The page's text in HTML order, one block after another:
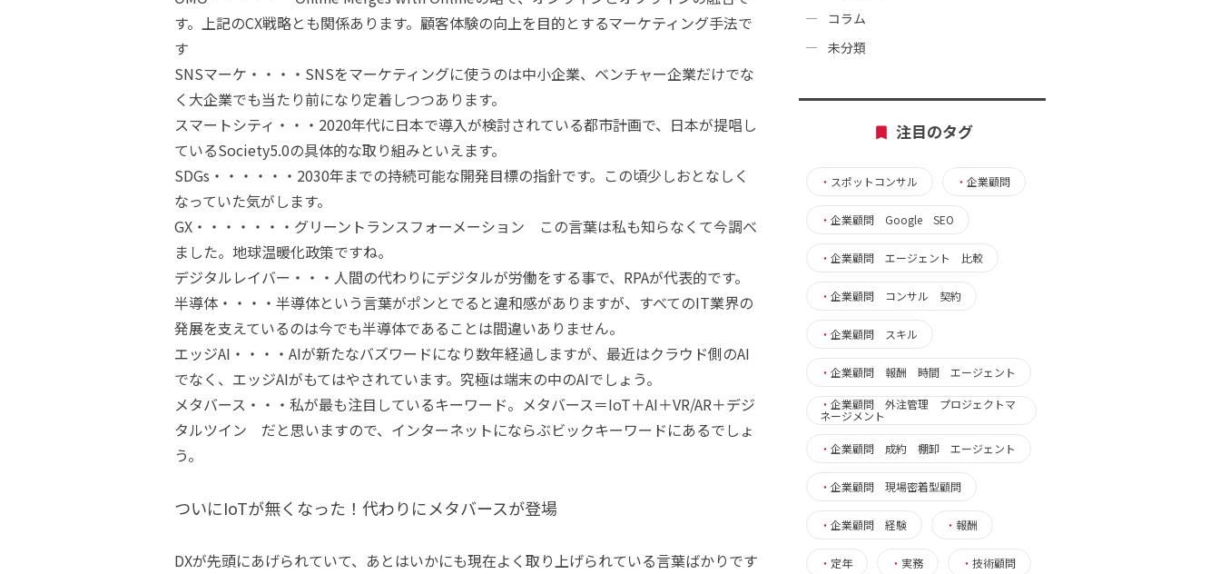
す。上記のCX戦略とも関係あります。顧客体験の向上を目的とするマーケティング手法で
す
SNSマーケ・・・・SNSをマーケティングに使うのは中小企業、ベンチャー企業だけでな
く大企業でも当たり前になり定着しつつあります。
スマートシティ・・・2020年代に日本で導入が検討されている都市計画で、日本が提唱し
ているSociety5.0の具体的な取り組みといえます。
SDGs・・・・・・2030年までの持続可能な開発目標の指針です。この頃少しおとなしく
なっていた気がします。
GX・・・・・・・グリーントランスフォーメーション この言葉は私も知らなくて今調べ
ました。地球温暖化政策ですね。
デジタルレイバー・・・人間の代わりにデジタルが労働をする事で、RPAが代表的です。
半導体・・・・半導体という言葉がポンとでると違和感がありますが、すべてのIT業界の
発展を支えているのは今でも半導体であることは間違いありません。
エッジAI・・・・AIが新たなバズワードになり数年経過しますが、最近はクラウド側のAI
でなく、エッジAIがもてはやされています。究極は端末の中のAIでしょう。
メタバース・・・私が最も注目しているキーワード。メタバース＝IoT＋AI＋VR/AR＋デジ
タルツイン だと思いますので、インターネットにならぶビックキーワードにあるでしょ
う。
ついにIoTが無くなった！代わりにメタバースが登場
DXが先頭にあげられていて、あとはいかにも現在よく取り上げられている言葉ばかりです
コラム
未分類
注目のタグ
・ スポットコンサル ・ 企業顧問
・ 企業顧問 Google SEO
・ 企業顧問 エージェント 比較
・ 企業顧問 コンサル 契約
・ 企業顧問 スキル
・ 企業顧問 報酬 時間 エージェント
・ 企業顧問 外注管理 プロジェクトマ
ネージメント
・ 企業顧問 成約 棚卸 エージェント
・ 企業顧問 現場密着型顧問
・ 企業顧問 経験 ・ 報酬
・ 定年 ・ 実務 ・ 技術顧問